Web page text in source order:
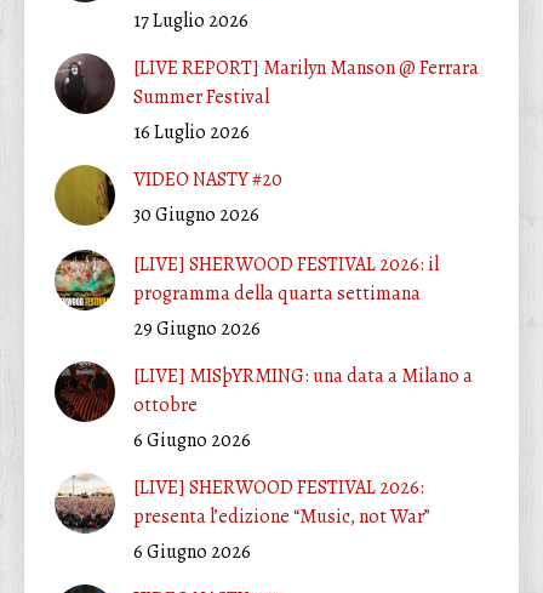
17 Luglio 2026
[LIVE REPORT] Marilyn Manson @ Ferrara
Summer Festival
16 Luglio 2026
VIDEO NASTY #20
30 Giugno 2026
[LIVE] SHERWOOD FESTIVAL 2026: il
programma della quarta settimana
29 Giugno 2026
[LIVE] MISþYRMING: una data a Milano a
ottobre
6 Giugno 2026
[LIVE] SHERWOOD FESTIVAL 2026:
presenta l’edizione “Music, not War”
6 Giugno 2026